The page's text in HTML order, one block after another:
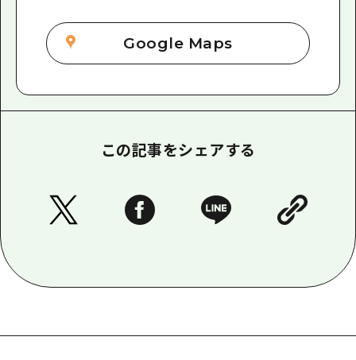
Google Maps
この記事をシェアする